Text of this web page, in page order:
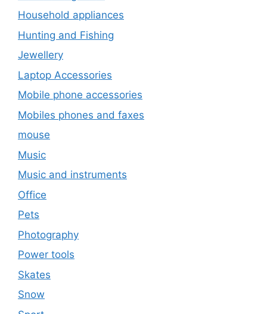
Household appliances
Hunting and Fishing
Jewellery
Laptop Accessories
Mobile phone accessories
Mobiles phones and faxes
mouse
Music
Music and instruments
Office
Pets
Photography
Power tools
Skates
Snow